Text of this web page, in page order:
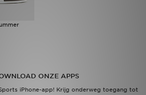
ONZE APPS
iPhone-app! Krijg onderweg toegang tot